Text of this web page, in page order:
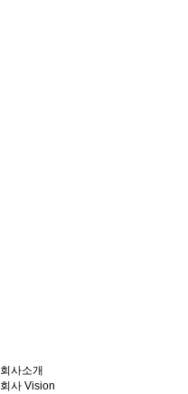
회사소개
회사 Vision